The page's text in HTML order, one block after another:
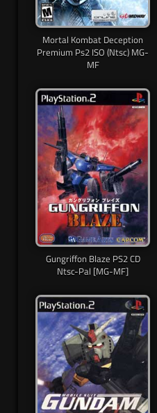
Mortal Kombat Deception
Premium Ps2 ISO (Ntsc) MG-
MF
Gungriffon Blaze PS2 CD
Ntsc-Pal [MG-MF]